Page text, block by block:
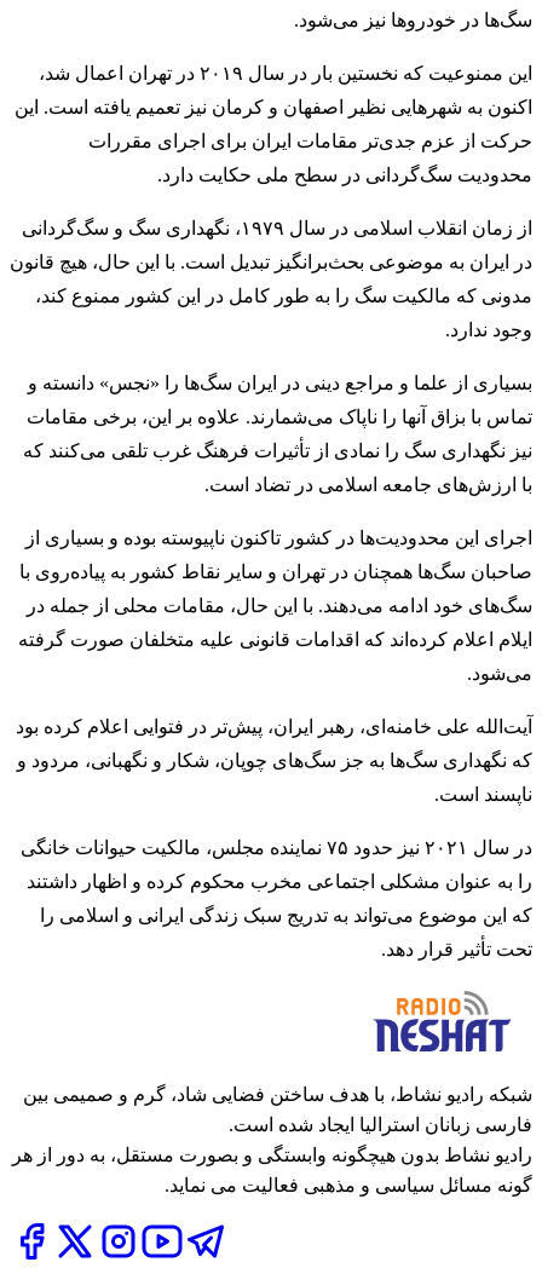
سگ‌ها در خودروها نیز می‌شود.
این ممنوعیت که نخستین بار در سال ۲۰۱۹ در تهران اعمال شد،
اکنون به شهرهایی نظیر اصفهان و کرمان نیز تعمیم یافته است. این
حرکت از عزم جدی‌تر مقامات ایران برای اجرای مقررات
محدودیت‌ سگ‌گردانی در سطح ملی حکایت دارد.
از زمان انقلاب اسلامی در سال ۱۹۷۹، نگهداری سگ و سگ‌‌گردانی
در ایران به موضوعی بحث‌برانگیز تبدیل است. با این حال، هیچ قانون
مدونی که مالکیت سگ را به طور کامل در این کشور ممنوع کند،
وجود ندارد.
بسیاری از علما و مراجع دینی در ایران سگ‌ها را «نجس» دانسته و
تماس با بزاق آنها را ناپاک می‌شمارند. علاوه بر این، برخی مقامات
نیز نگهداری سگ را نمادی از تأثیرات فرهنگ غرب تلقی می‌کنند که
با ارزش‌های جامعه اسلامی در تضاد است.
اجرای این محدودیت‌ها در کشور تاکنون ناپیوسته بوده و بسیاری از
صاحبان سگ‌ها همچنان در تهران و سایر نقاط کشور به پیاده‌روی با
سگ‌های خود ادامه می‌دهند. با این حال، مقامات محلی از جمله در
ایلام اعلام کرده‌اند که اقدامات قانونی علیه متخلفان صورت گرفته
می‌شود.
آیت‌الله علی خامنه‌ای، رهبر ایران، پیش‌تر در فتوایی اعلام کرده بود
که نگهداری سگ‌ها به جز سگ‌های چوپان، شکار و نگهبانی، مردود و
ناپسند است.
در سال ۲۰۲۱ نیز حدود ۷۵ نماینده مجلس، مالکیت حیوانات خانگی
را به عنوان مشکلی اجتماعی مخرب محکوم کرده و اظهار داشتند
که این موضوع می‌تواند به تدریج سبک زندگی ایرانی و اسلامی را
تحت تأثیر قرار دهد.
شبکه رادیو نشاط، با هدف ساختن فضایی شاد، گرم و صمیمی بین
فارسی زبانان استرالیا ایجاد شده است.
رادیو نشاط بدون هیچگونه وابستگی و بصورت مستقل، به دور از هر
گونه مسائل سیاسی و مذهبی فعالیت می نماید.